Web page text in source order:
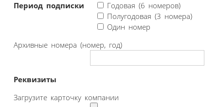
Период подписки
Годовая (6 номеров)
Полугодовая (3 номера)
Один номер
Архивные номера (номер, год)
Реквизиты
Загрузите карточку компании